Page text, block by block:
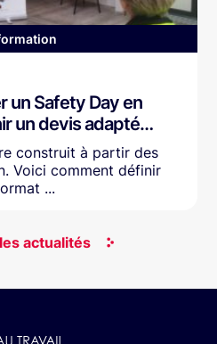
un Safety Day en
un devis adapté…
construit à partir des
Voici comment définir
...
actualités